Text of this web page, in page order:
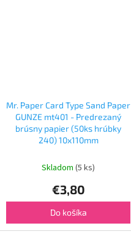
Mr. Paper Card Type Sand Paper
GUNZE mt401 - Predrezaný
brúsny papier (50ks hrúbky
240) 10x110mm
Skladom (5 ks)
€3,80
Do košíka